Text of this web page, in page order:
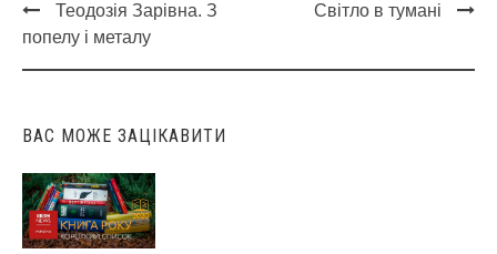
Post
navigation
Теодозія Зарівна. З
попелу і металу
Світло в тумані
ВАС МОЖЕ ЗАЦІКАВИТИ